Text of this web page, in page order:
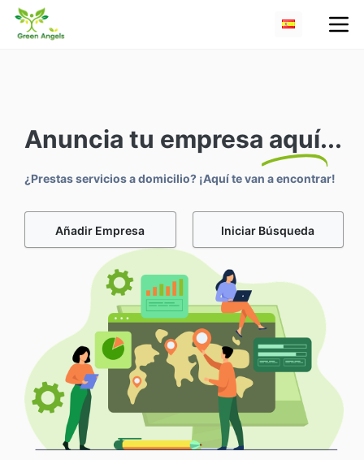
Anuncia tu empresa aquí...
¿Prestas servicios a domicilio? ¡Aquí te van a encontrar!
Añadir Empresa Iniciar Búsqueda